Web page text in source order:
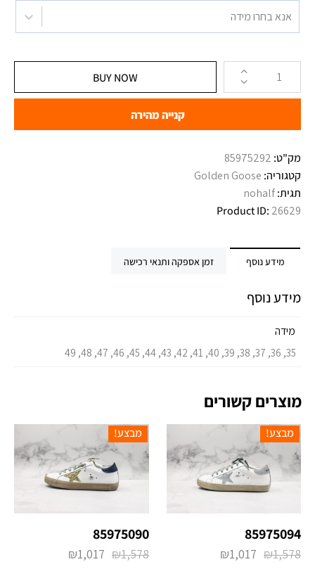
אנא בחרו מידה
BUY NOW
קנייה מהירה
מק"ט: 85975292
קטגוריה: Golden Goose
תגית:nohalf
Product ID: 26629
מידע נוסף זמן אספקה ותנאי רכישה
מידע נוסף
מידה
35, 36, 37, 38, 39, 40, 41, 42, 43, 44, 45, 46, 47, 48, 49
מוצרים קשורים
מבצע!
85975094
₪1,578
₪1,017
מבצע!
85975090
₪1,578
₪1,017